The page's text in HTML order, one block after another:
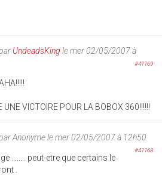
UndeadsKing le mer 02/05/2007 à
#41169
UNE VICTOIRE POUR LA BOBOX 360!!!!!!
Anonymele mer 02/05/2007 à 12h50
#41168
........ peut-etre que certains le
.